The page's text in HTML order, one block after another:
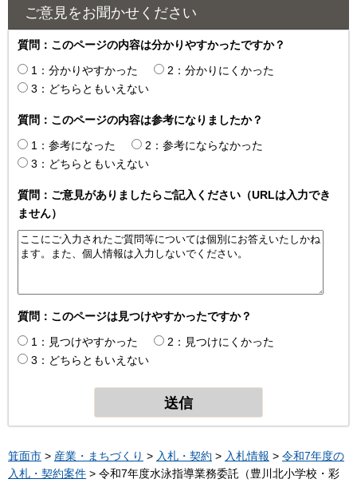
ご意見をお聞かせください
質問：このページの内容は分かりやすかったですか？
1：分かりやすかった
2：分かりにくかった
3：どちらともいえない
質問：このページの内容は参考になりましたか？
1：参考になった
2：参考にならなかった
3：どちらともいえない
質問：ご意見がありましたらご記入ください（URLは入力でき
ません）
質問：このページは見つけやすかったですか？
1：見つけやすかった
2：見つけにくかった
3：どちらともいえない
箕面市 > 産業・まちづくり > 入札・契約 > 入札情報 > 令和7年度の
入札・契約案件 > 令和7年度水泳指導業務委託（豊川北小学校・彩